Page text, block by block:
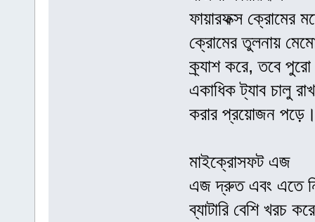
ফায়ারফক্স ক্রোমের
ক্রোমের তুলনায়
ক্র্যাশ করে, তবে
একাধিক ট্যাব চালু
করার প্রয়োজন
মাইক্রোসফট এজ
এজ দ্রুত এবং এতে
ব্যাটারি বেশি খরচ